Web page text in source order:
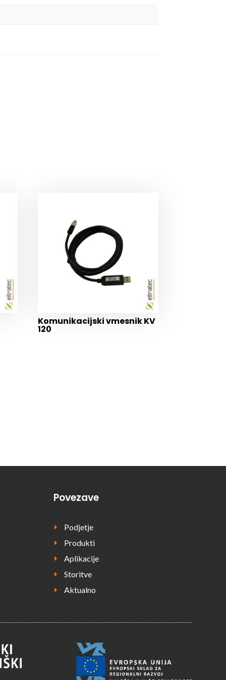
Komunikacijski vmesnik KV
120
Povezave
E Podjetje
E Produkti
E Aplikacije
E Storitve
E Aktualno